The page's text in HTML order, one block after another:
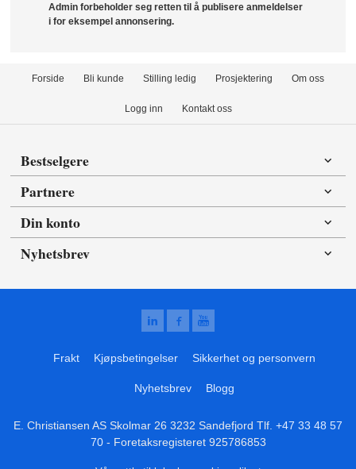
Admin forbeholder seg retten til å publisere anmeldelser
i for eksempel annonsering.
Forside Bli kunde Stilling ledig Prosjektering Om oss
Logg inn Kontakt oss
Bestselgere
Partnere
Din konto
Nyhetsbrev
Frakt Kjøpsbetingelser Sikkerhet og personvern
Nyhetsbrev Blogg
E. Christiansen AS Skolmar 26 3232 Sandefjord Tlf. +47 33 48 57
70- Foretaksregisteret 925786853